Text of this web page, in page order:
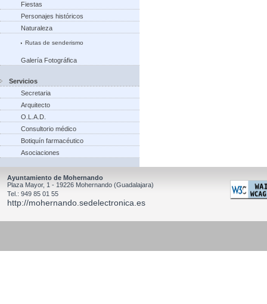
Fiestas
Personajes históricos
Naturaleza
Rutas de senderismo
Galería Fotográfica
Servicios
Secretaria
Arquitecto
O.L.A.D.
Consultorio médico
Botiquín farmacéutico
Asociaciones
Ayuntamiento de Mohernando
Plaza Mayor, 1 - 19226 Mohernando (Guadalajara)
Tel.: 949 85 01 55
http://mohernando.sedelectronica.es